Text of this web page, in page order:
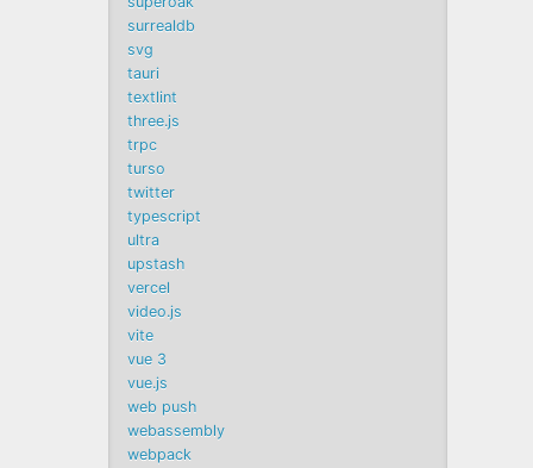
surrealdb
svg
tauri
textlint
three.js
trpc
turso
twitter
typescript
ultra
upstash
vercel
video.js
vite
vue 3
vue.js
web push
webassembly
webpack